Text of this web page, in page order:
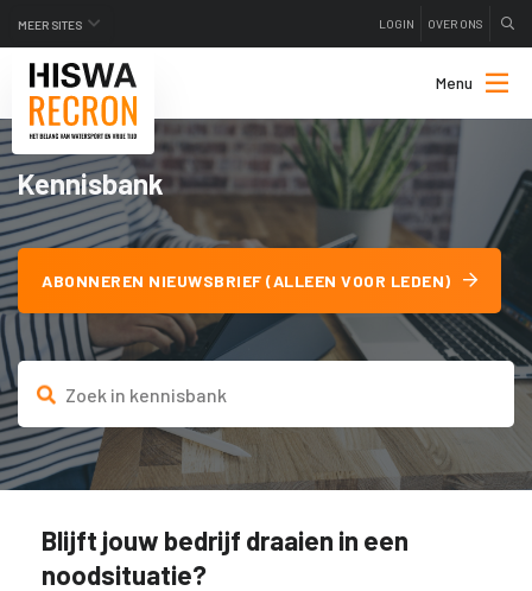
MEER SITES LOGIN OVER ONS
Menu
Kennisbank
ABONNEREN NIEUWSBRIEF (ALLEEN VOOR LEDEN)
Blijft jouw bedrijf draaien in een
noodsituatie?